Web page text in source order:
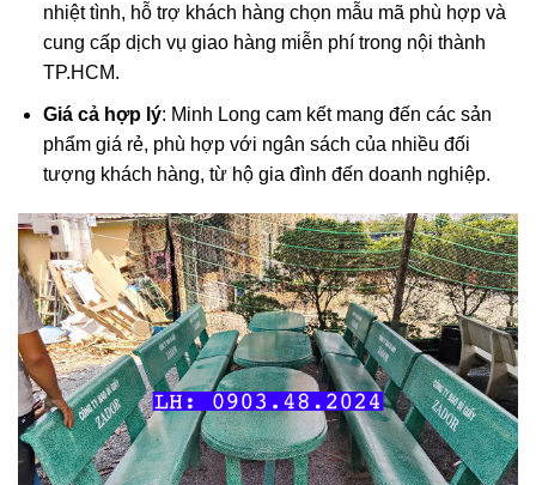
nhiệt tình, hỗ trợ khách hàng chọn mẫu mã phù hợp và
cung cấp dịch vụ giao hàng miễn phí trong nội thành
TP.HCM.
Giá cả hợp lý: Minh Long cam kết mang đến các sản
phẩm giá rẻ, phù hợp với ngân sách của nhiều đối
tượng khách hàng, từ hộ gia đình đến doanh nghiệp.